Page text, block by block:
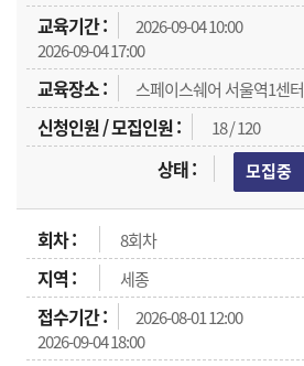
2026-09-04 10:00
2026-09-04 17:00
스페이스쉐어 서울역1센터
18 / 120
모집중
8회차
세종
2026-08-01 12:00
2026-09-04 18:00